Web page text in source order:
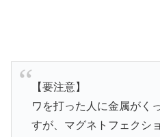
【要注意】
ワを打った人に金属がく
すが、マグネトフェクシ